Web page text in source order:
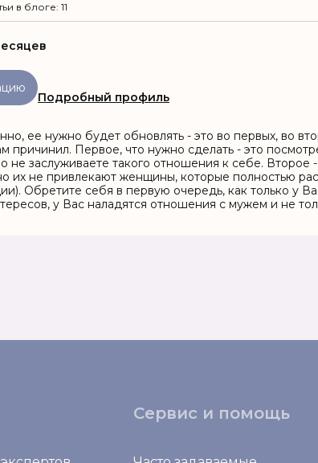
в блоге: 11
Подробный профиль
ее нужно будет обновлять - это во первых, во
причинил. Первое, что нужно сделать - это
не заслуживаете такого отношения к себе. Второе
их не привлекают женщины, которые полностью
Обретите себя в первую очередь, как только у
у Вас наладятся отношения с мужем и не
Сервис и помощь